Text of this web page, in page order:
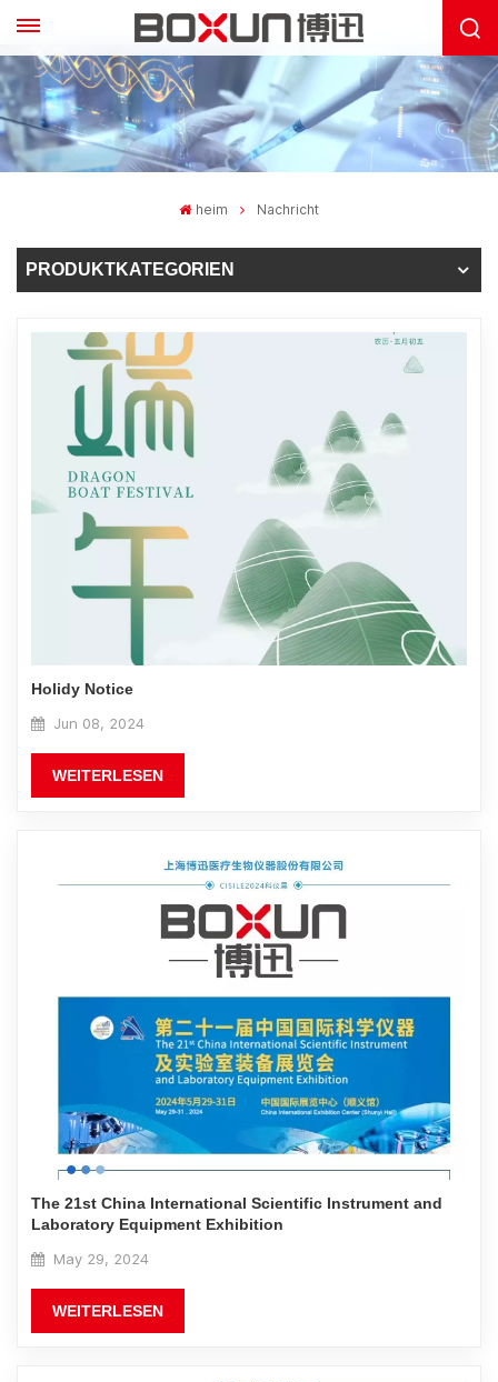
heim Nachricht
PRODUKTKATEGORIEN
Holidy Notice
Jun 08, 2024
WEITERLESEN
The 21st China International Scientific Instrument and
Laboratory Equipment Exhibition
May 29, 2024
WEITERLESEN